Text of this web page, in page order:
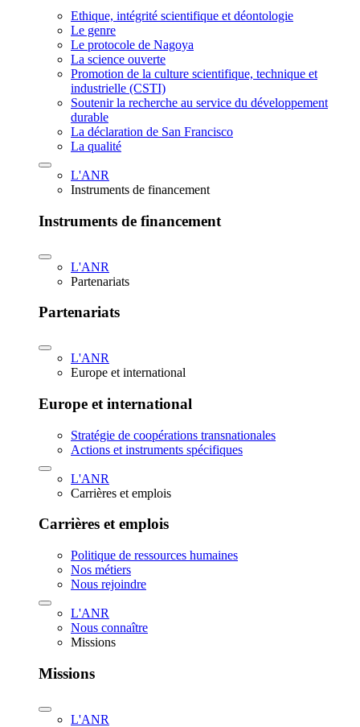
Ethique, intégrité scientifique et déontologie
Le genre
Le protocole de Nagoya
La science ouverte
Promotion de la culture scientifique, technique et
industrielle (CSTI)
Soutenir la recherche au service du développement
durable
La déclaration de San Francisco
La qualité
L'ANR
Instruments de financement
Instruments de financement
L'ANR
Partenariats
Partenariats
L'ANR
Europe et international
Europe et international
Stratégie de coopérations transnationales
Actions et instruments spécifiques
L'ANR
Carrières et emplois
Carrières et emplois
Politique de ressources humaines
Nos métiers
Nous rejoindre
L'ANR
Nous connaître
Missions
Missions
L'ANR